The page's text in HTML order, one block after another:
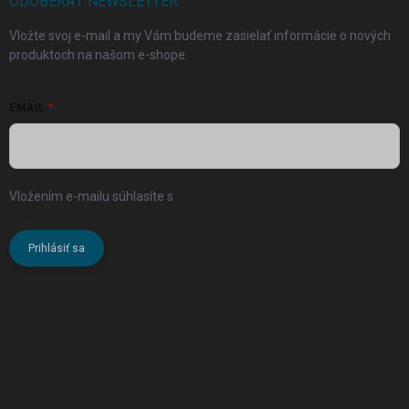
Vložte svoj e-mail a my Vám budeme zasielať informácie o nových
produktoch na našom e-shope.
Vložením e-mailu súhlasíte s
Prihlásiť sa